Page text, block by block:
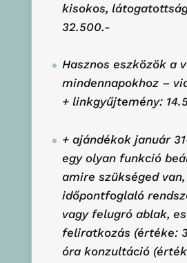
kisokos,
32.500.-
Hasznos eszközök a
mindennapokhoz –
+ linkgyűjtemény:
+ ajándékok január
egy olyan funkció
amire szükséged
időpontfoglaló
vagy felugró ablak,
feliratkozás (értéke:
óra konzultáció